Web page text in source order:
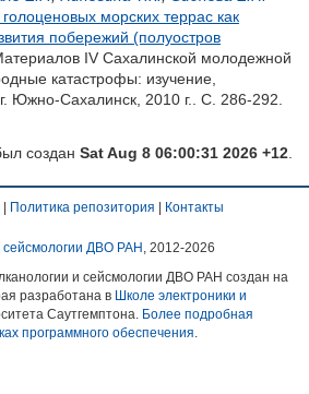
голоценовых морских террас как
побережий (полуостров
IV Сахалинской молодежной
катастрофы: изучение,
Южно-Сахалинск, 2010 г.. С. 286-292.
создан Sat Aug 8 06:00:31 2026 +12
Политика репозитория Контакты
сейсмологии ДВО РАН , 2012-2026
и сейсмологии ДВО РАН создан на
разработана в Школе электроники и
Саутгемптона. Более подробная
программного обеспечения.